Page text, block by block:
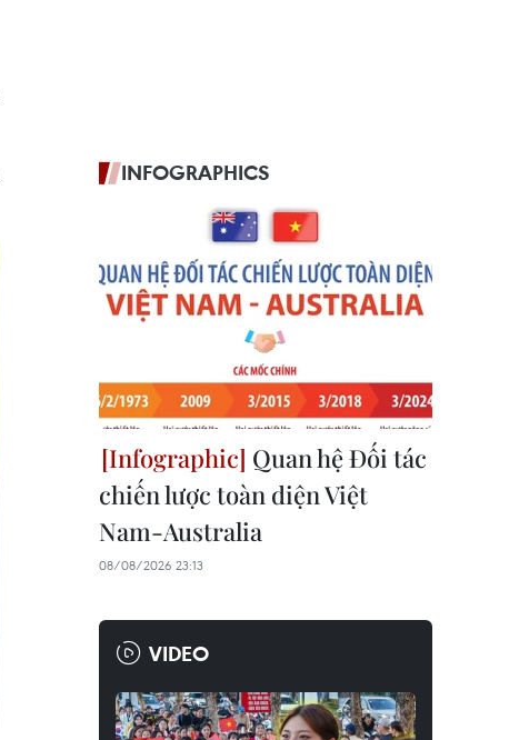
INFOGRAPHICS
Quan hệ Đối tác
chiến lược toàn diện Việt
Nam-Australia
08/08/2026 23:13
VIDEO